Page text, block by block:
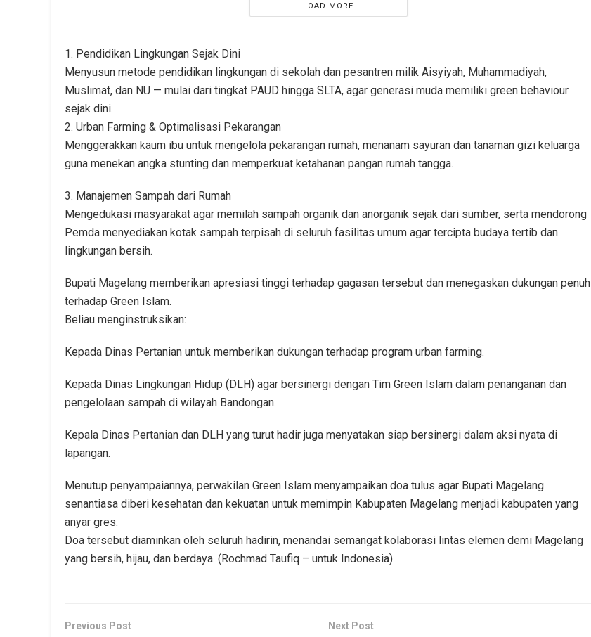
LOAD MORE
1. Pendidikan Lingkungan Sejak Dini
Menyusun metode pendidikan lingkungan di sekolah dan pesantren milik Aisyiyah, Muhammadiyah,
Muslimat, dan NU — mulai dari tingkat PAUD hingga SLTA, agar generasi muda memiliki green behaviour
sejak dini.
2. Urban Farming & Optimalisasi Pekarangan
Menggerakkan kaum ibu untuk mengelola pekarangan rumah, menanam sayuran dan tanaman gizi keluarga
guna menekan angka stunting dan memperkuat ketahanan pangan rumah tangga.
3. Manajemen Sampah dari Rumah
Mengedukasi masyarakat agar memilah sampah organik dan anorganik sejak dari sumber, serta mendorong
Pemda menyediakan kotak sampah terpisah di seluruh fasilitas umum agar tercipta budaya tertib dan
lingkungan bersih.
Bupati Magelang memberikan apresiasi tinggi terhadap gagasan tersebut dan menegaskan dukungan penuh
terhadap Green Islam.
Beliau menginstruksikan:
Kepada Dinas Pertanian untuk memberikan dukungan terhadap program urban farming.
Kepada Dinas Lingkungan Hidup (DLH) agar bersinergi dengan Tim Green Islam dalam penanganan dan
pengelolaan sampah di wilayah Bandongan.
Kepala Dinas Pertanian dan DLH yang turut hadir juga menyatakan siap bersinergi dalam aksi nyata di
lapangan.
Menutup penyampaiannya, perwakilan Green Islam menyampaikan doa tulus agar Bupati Magelang
senantiasa diberi kesehatan dan kekuatan untuk memimpin Kabupaten Magelang menjadi kabupaten yang
anyar gres.
Doa tersebut diaminkan oleh seluruh hadirin, menandai semangat kolaborasi lintas elemen demi Magelang
yang bersih, hijau, dan berdaya. (Rochmad Taufiq – untuk Indonesia)
Previous Post Next Post